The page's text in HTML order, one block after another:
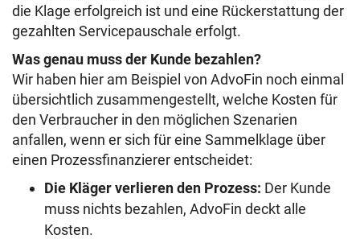
die Klage erfolgreich ist und eine Rückerstattung der
gezahlten Servicepauschale erfolgt.
Was genau muss der Kunde bezahlen?
Wir haben hier am Beispiel von AdvoFin noch einmal
übersichtlich zusammengestellt, welche Kosten für
den Verbraucher in den möglichen Szenarien
anfallen, wenn er sich für eine Sammelklage über
einen Prozessfinanzierer entscheidet:
Die Kläger verlieren den Prozess: Der Kunde
muss nichts bezahlen, AdvoFin deckt alle
Kosten.